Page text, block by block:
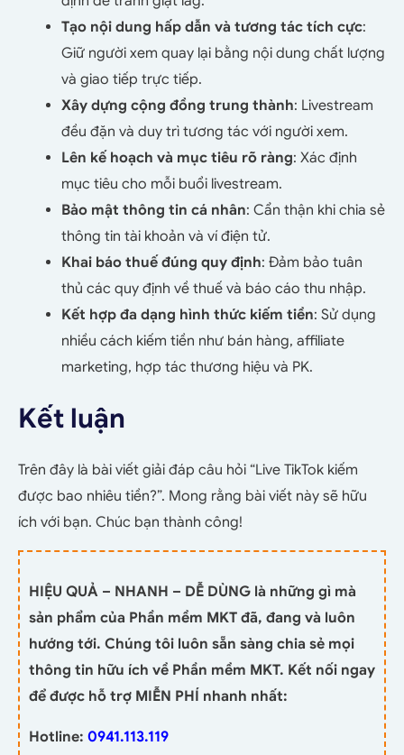
Tạo nội dung hấp dẫn và tương tác tích cực:
Giữ người xem quay lại bằng nội dung chất lượng
và giao tiếp trực tiếp.
Xây dựng cộng đồng trung thành: Livestream
đều đặn và duy trì tương tác với người xem.
Lên kế hoạch và mục tiêu rõ ràng: Xác định
mục tiêu cho mỗi buổi livestream.
Bảo mật thông tin cá nhân: Cẩn thận khi chia sẻ
thông tin tài khoản và ví điện tử.
Khai báo thuế đúng quy định: Đảm bảo tuân
thủ các quy định về thuế và báo cáo thu nhập.
Kết hợp đa dạng hình thức kiếm tiền: Sử dụng
nhiều cách kiếm tiền như bán hàng, affiliate
marketing, hợp tác thương hiệu và PK.
Kết luận
Trên đây là bài viết giải đáp câu hỏi “Live TikTok kiếm
được bao nhiêu tiền?”. Mong rằng bài viết này sẽ hữu
ích với bạn. Chúc bạn thành công!
HIỆU QUẢ – NHANH – DỄ DÙNG là những gì mà
sản phẩm của Phần mềm MKT đã, đang và luôn
hướng tới. Chúng tôi luôn sẵn sàng chia sẻ mọi
thông tin hữu ích về Phần mềm MKT. Kết nối ngay
để được hỗ trợ MIỄN PHÍ nhanh nhất:
Hotline: 0941.113.119